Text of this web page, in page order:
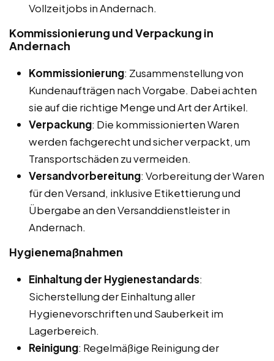
Vollzeitjobs in Andernach.
Kommissionierung und Verpackung in
Andernach
Kommissionierung: Zusammenstellung von
Kundenaufträgen nach Vorgabe. Dabei achten
sie auf die richtige Menge und Art der Artikel.
Verpackung: Die kommissionierten Waren
werden fachgerecht und sicher verpackt, um
Transportschäden zu vermeiden.
Versandvorbereitung: Vorbereitung der Waren
für den Versand, inklusive Etikettierung und
Übergabe an den Versanddienstleister in
Andernach.
Hygienemaßnahmen
Einhaltung der Hygienestandards:
Sicherstellung der Einhaltung aller
Hygienevorschriften und Sauberkeit im
Lagerbereich.
Reinigung: Regelmäßige Reinigung der